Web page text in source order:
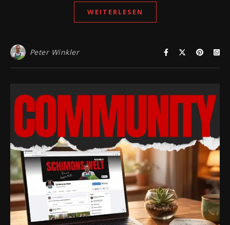
WEITERLESEN
Peter Winkler